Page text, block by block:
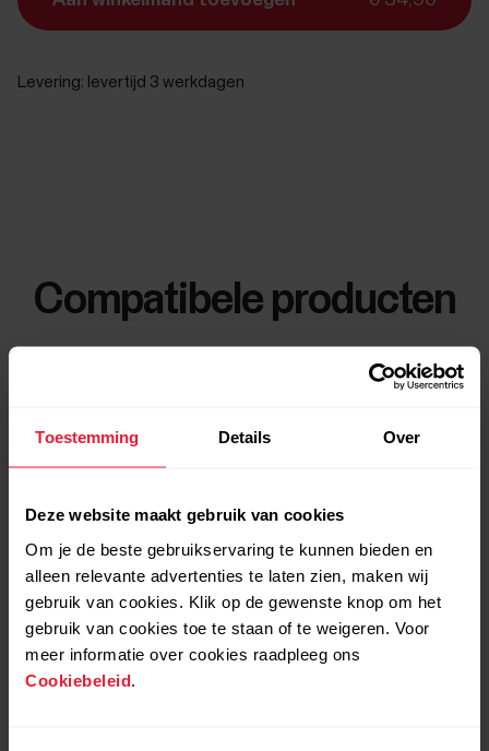
Toestemming Details Over
Deze website maakt gebruik van cookies
Om je de beste gebruikservaring te kunnen bieden en
alleen relevante advertenties te laten zien, maken wij
gebruik van cookies. Klik op de gewenste knop om het
gebruik van cookies toe te staan of te weigeren. Voor
meer informatie over cookies raadpleeg ons
Cookiebeleid
Levering: levertijd 3 werkdagen
Compatibele producten